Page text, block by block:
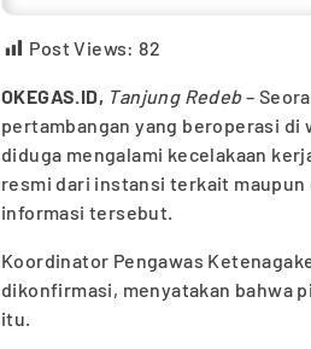
Post Views: 82
OKEGAS.ID, Tanjung Redeb–
pertambangan yang beroperasi di
diduga mengalami kecelakaan
resmi dari instansi terkait
informasi tersebut.
Koordinator Pengawas
dikonfirmasi, menyatakan bahwa
itu.